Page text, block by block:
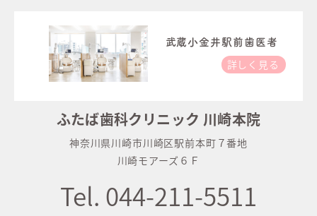
武蔵小金井駅前歯医者
詳しく見る
ふたば歯科クリニック 川崎本院
神奈川県川崎市川崎区駅前本町７番地
川崎モアーズ６Ｆ
Tel. 044-211-5511